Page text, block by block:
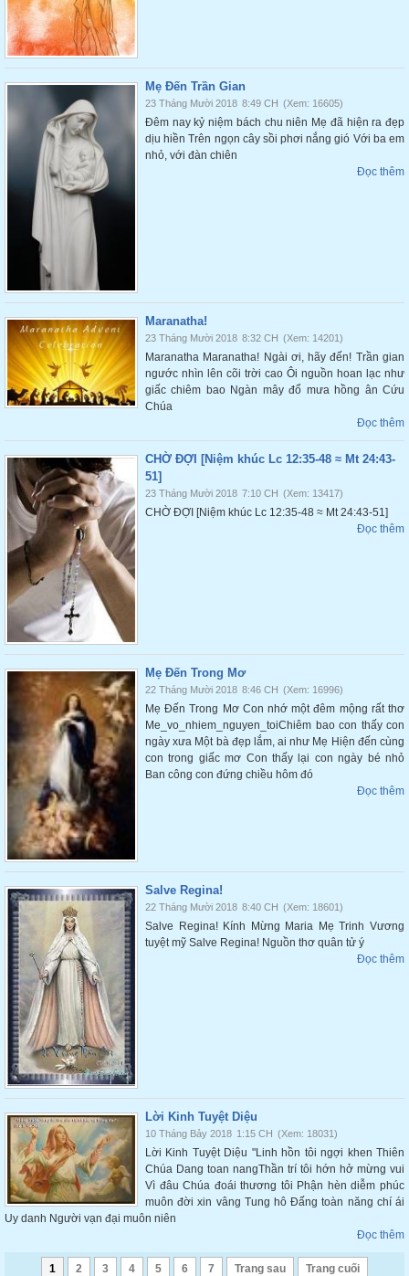
Mẹ Đến Trần Gian
23 Tháng Mười 2018 8:49 CH (Xem: 16605)
Đêm nay kỷ niệm bách chu niên Mẹ đã hiện ra đẹp
dịu hiền Trên ngọn cây sồi phơi nắng gió Với ba em
nhỏ, với đàn chiên
Đọc thêm
Maranatha!
23 Tháng Mười 2018 8:32 CH (Xem: 14201)
Maranatha Maranatha! Ngài ơi, hãy đến! Trần gian
ngước nhìn lên cõi trời cao Ôi nguồn hoan lạc như
giấc chiêm bao Ngàn mây đổ mưa hồng ân Cứu
Chúa
Đọc thêm
CHỜ ĐỢI [Niệm khúc Lc 12:35-48 ≈ Mt 24:43-
51]
23 Tháng Mười 2018 7:10 CH (Xem: 13417)
CHỜ ĐỢI [Niệm khúc Lc 12:35-48 ≈ Mt 24:43-51]
Đọc thêm
Mẹ Đến Trong Mơ
22 Tháng Mười 2018 8:46 CH (Xem: 16996)
Mẹ Đến Trong Mơ Con nhớ một đêm mộng rất thơ
Me_vo_nhiem_nguyen_toiChiêm bao con thấy con
ngày xưa Một bà đẹp lắm, ai như Mẹ Hiện đến cùng
con trong giấc mơ Con thấy lại con ngày bé nhỏ
Ban công con đứng chiều hôm đó
Đọc thêm
Salve Regina!
22 Tháng Mười 2018 8:40 CH (Xem: 18601)
Salve Regina! Kính Mừng Maria Mẹ Trinh Vương
tuyệt mỹ Salve Regina! Nguồn thơ quân tử ý
Đọc thêm
Lời Kinh Tuyệt Diệu
10 Tháng Bảy 2018 1:15 CH (Xem: 18031)
Lời Kinh Tuyệt Diệu "Linh hồn tôi ngợi khen Thiên
Chúa Dang toan nangThần trí tôi hớn hở mừng vui
Vì đâu Chúa đoái thương tôi Phận hèn diễm phúc
muôn đời xin vâng Tung hô Đấng toàn năng chí ái
Uy danh Người vạn đại muôn niên
Đọc thêm
1 2 3 4 5 6 7 Trang sau Trang cuối